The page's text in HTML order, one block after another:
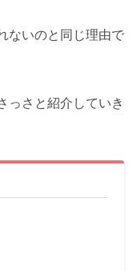
ないのと同じ理由で
っさと紹介していき